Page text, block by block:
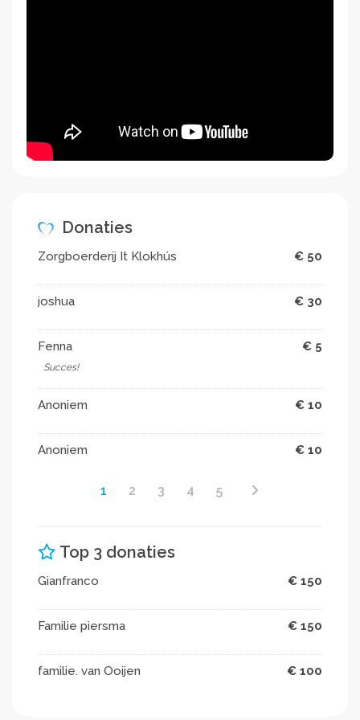
Donaties
Zorgboerderij It Klokhús € 50
joshua € 30
Fenna € 5
Succes!
Anoniem € 10
Anoniem € 10
1 2 3 4 5
Top 3 donaties
Gianfranco € 150
Familie piersma € 150
familie. van Ooijen € 100